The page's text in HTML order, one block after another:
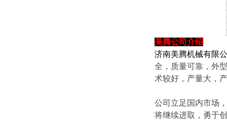
美腾公司介绍
济南美腾机械有限
全，质量可靠，外
术较好，产量大，
公司立足国内市场
将继续进取，勇于